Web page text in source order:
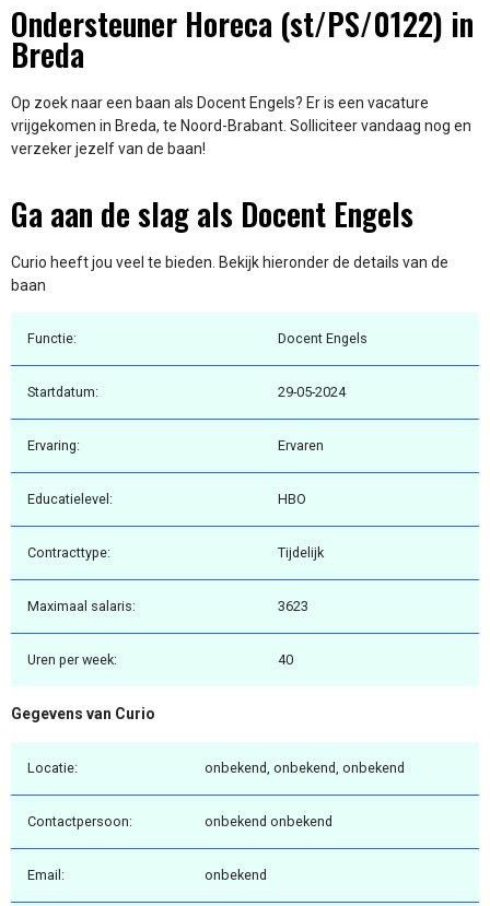
Ondersteuner Horeca (st/PS/0122) in
Breda
Op zoek naar een baan als Docent Engels? Er is een vacature
vrijgekomen in Breda, te Noord-Brabant. Solliciteer vandaag nog en
verzeker jezelf van de baan!
Ga aan de slag als Docent Engels
Curio heeft jou veel te bieden. Bekijk hieronder de details van de
baan
Functie: Docent Engels
Startdatum: 29-05-2024
Ervaring: Ervaren
Educatielevel: HBO
Contracttype: Tijdelijk
Maximaal salaris: 3623
Uren per week: 40
Gegevens van Curio
Locatie: onbekend, onbekend, onbekend
Contactpersoon: onbekend onbekend
Email: onbekend